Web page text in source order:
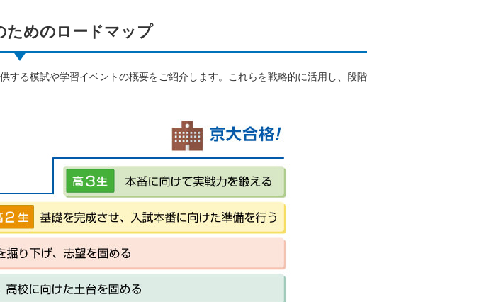
ためのロードマップ
る模試や学習イベントの概要をご紹介します。これらを戦略的に活用し、段階